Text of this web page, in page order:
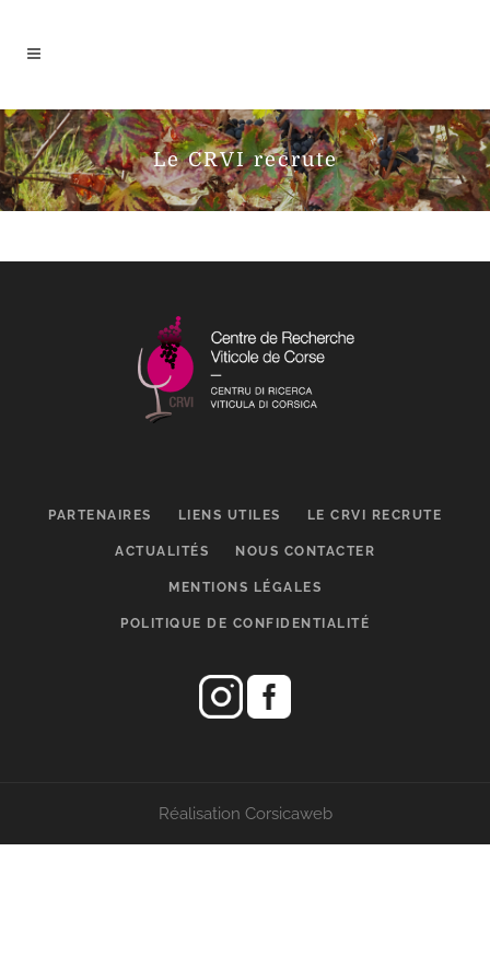
Le CRVI recrute
PARTENAIRES LIENS UTILES LE CRVI RECRUTE
ACTUALITÉS NOUS CONTACTER
MENTIONS LÉGALES
POLITIQUE DE CONFIDENTIALITÉ
Réalisation Corsicaweb